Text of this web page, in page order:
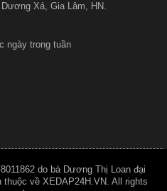
Xá, Gia Lâm, HN.
ngày trong tuần
do bà Dương Thị Loan đại
về XEDAP24H.VN. All rights